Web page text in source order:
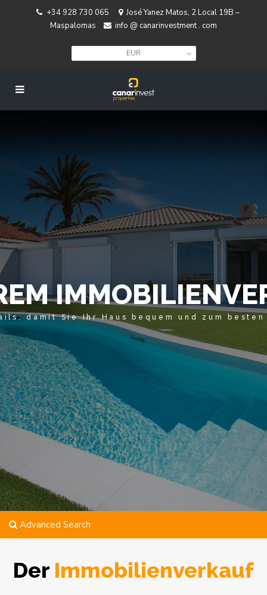
+34 928 730 065
José Yanez Matos, 2 Local 19B –
Maspalomas
info @ canarinvestment . com
EUR
damit Sie Ihr Haus bequem und zum
Advanced Search
Der Immobilienverkauf